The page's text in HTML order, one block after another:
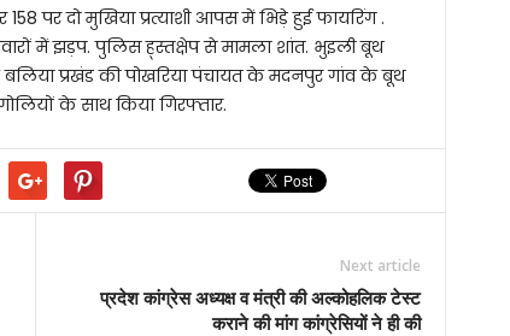
पर दो मुखिया प्रत्याशी आपस में भिड़े हुई फायरिंग .
में झड़प. पुलिस ह्स्तक्षेप से मामला शांत. भुइली बूथ
प्रखंड की पोखरिया पंचायत के मदनपुर गांव के बूथ
के साथ किया गिरफ्तार.
Next article
प्रदेश कांग्रेस अध्यक्ष व मंत्री की अल्कोहलिक टेस्ट
कराने की मांग कांग्रेसियों ने ही की